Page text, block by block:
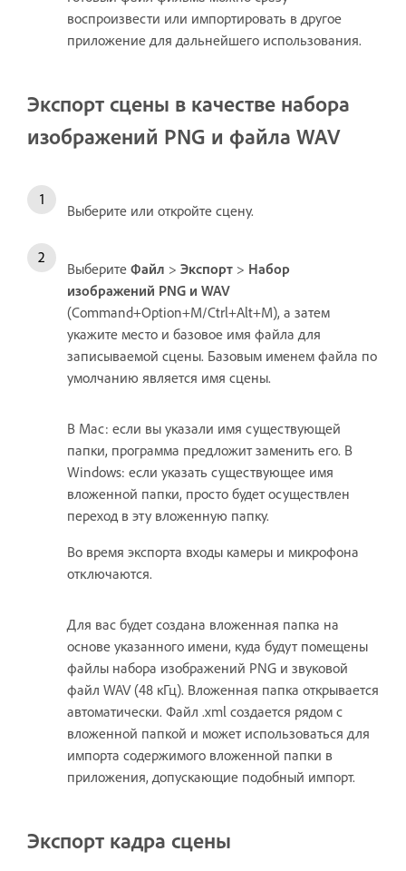
воспроизвести или импортировать в другое
приложение для дальнейшего использования.
Экспорт сцены в качестве набора
изображений PNG и файла WAV
Выберите или откройте сцену.
Выберите Файл > Экспорт > Набор
изображений PNG и WAV
(Command+Option+M/Ctrl+Alt+M), а затем
укажите место и базовое имя файла для
записываемой сцены. Базовым именем файла по
умолчанию является имя сцены.
В Mac: если вы указали имя существующей
папки, программа предложит заменить его. В
Windows: если указать существующее имя
вложенной папки, просто будет осуществлен
переход в эту вложенную папку.
Во время экспорта входы камеры и микрофона
отключаются.
Для вас будет создана вложенная папка на
основе указанного имени, куда будут помещены
файлы набора изображений PNG и звуковой
файл WAV (48 кГц). Вложенная папка открывается
автоматически. Файл .xml создается рядом с
вложенной папкой и может использоваться для
импорта содержимого вложенной папки в
приложения, допускающие подобный импорт.
Экспорт кадра сцены